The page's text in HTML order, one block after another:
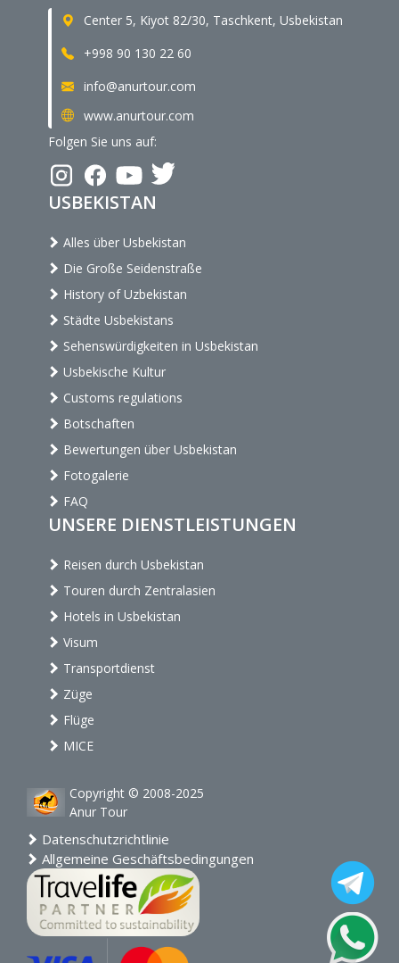
Center 5, Kiyot 82/30, Taschkent, Usbekistan
+998 90 130 22 60
info@anurtour.com
www.anurtour.com
Folgen Sie uns auf:
USBEKISTAN
Alles über Usbekistan
Die Große Seidenstraße
History of Uzbekistan
Städte Usbekistans
Sehenswürdigkeiten in Usbekistan
Usbekische Kultur
Customs regulations
Botschaften
Bewertungen über Usbekistan
Fotogalerie
FAQ
UNSERE DIENSTLEISTUNGEN
Reisen durch Usbekistan
Touren durch Zentralasien
Hotels in Usbekistan
Visum
Transportdienst
Züge
Flüge
MICE
Copyright © 2008-2025
Anur Tour
Datenschutzrichtlinie
Allgemeine Geschäftsbedingungen